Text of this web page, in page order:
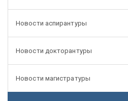
Новости аспирантуры
Новости докторантуры
Новости магистратуры